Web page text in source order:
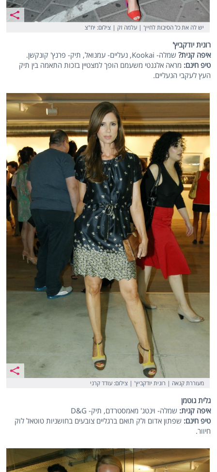
יש לה את כל הסיבות לחייך | עלמה זק | צילום: יח"צ
רונית יודקביץ'
איפה קנית? שמלה- Kookai, נעליים- עמנואל, תיק- פרנץ' קונקשן.
טיפ חינם: מראה אלגנטי משעמם הופך למצטיין בזכות התאמה בין תיק
העץ לעקבי הנעליים.
מעוררת קנאה | רונית יודקביץ' | צילום: עודד קרני
גלית גוטמן
איפה קנית: שמלה- וינטג' מאמסטרדם, תיק- D&G
טיפ חינם: שפתון אדום ולק תואם ברגליים צובעים בחושניות טוטאל לוק
חיוור.